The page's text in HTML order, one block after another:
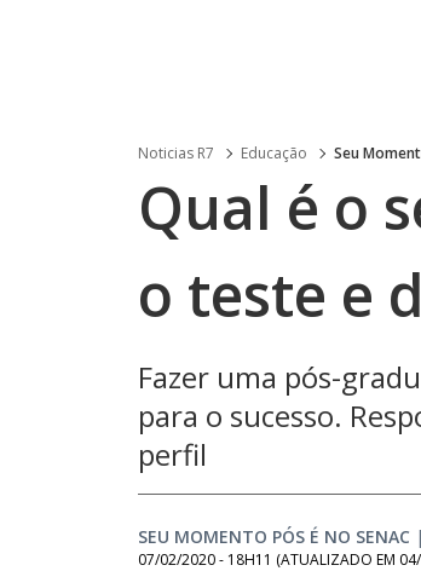
Noticias R7 Educação Seu
Qual é o
o teste e
Fazer uma pós-
para o sucesso.
perfil
SEU MOMENTO PÓS É NO SENAC |
07/02/2020 - 18H11 (ATUALIZADO EM